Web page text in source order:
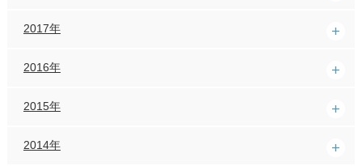
2017年
2016年
2015年
2014年